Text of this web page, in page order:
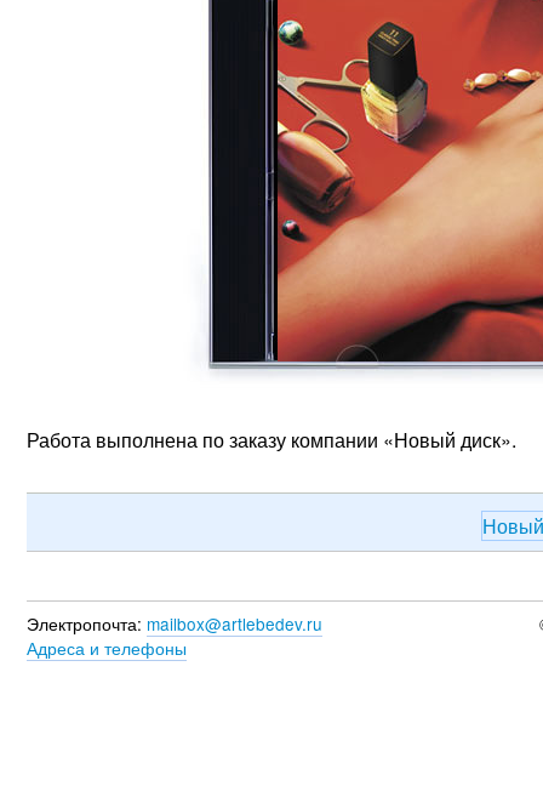
Работа выполнена по заказу компании «Новый диск».
Электропочта: mailbox@artlebedev.ru
Адреса и телефоны